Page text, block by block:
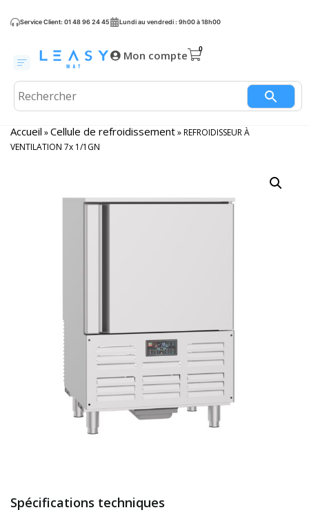
Service Client: 01 48 96 24 45 Lundi au vendredi : 9h00 à 18h00
Mon compte
Accueil »Cellule de refroidissement»REFROIDISSEUR À
VENTILATION 7x 1/1GN
Spécifications techniques